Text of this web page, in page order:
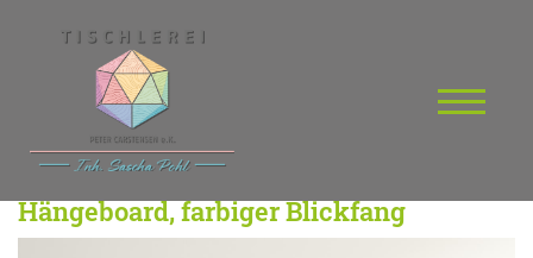
Hängeboard, farbiger Blickfang